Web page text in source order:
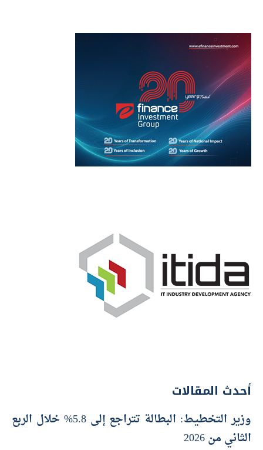
أحدث المقالات
وزير التخطيط: البطالة تتراجع إلى 5.8% خلال الربع
الثاني من 2026